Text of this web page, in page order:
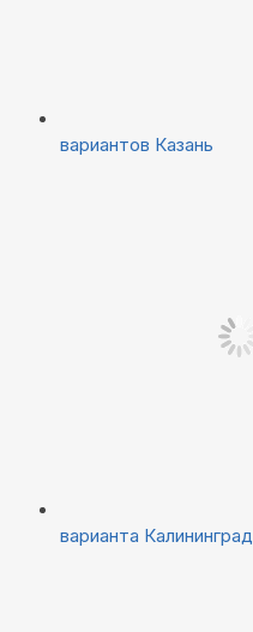
вариантов Казань
варианта Калининград